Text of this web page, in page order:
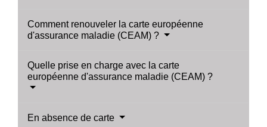
Comment renouveler la carte européenne
d'assurance maladie (CEAM) ?
Quelle prise en charge avec la carte
européenne d'assurance maladie (CEAM) ?
En absence de carte